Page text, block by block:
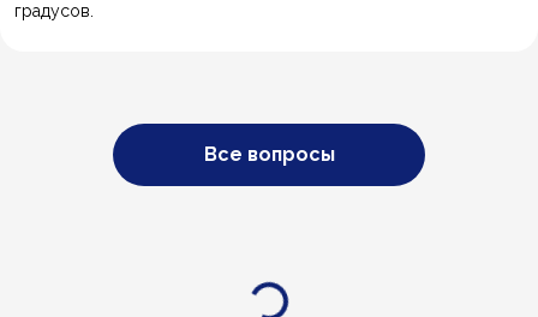
градусов.
Все вопросы
Загрузка...